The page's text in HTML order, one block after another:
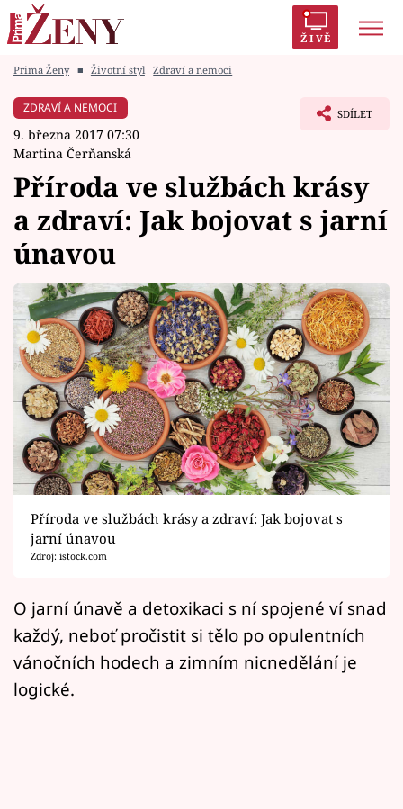
ŽIVĚ
Módní alarm
Zrádci
Témata
Celebrity
Vztahy
Seriály
Horoskopy
Sledujte prima+
Filmový festival Karlovy Vary
Pořady
Přihlášení
Sledujte nás
Prima Ženy ■ Životní styl Zdraví a nemoci
ZDRAVÍ A NEMOCI
9. března 2017 07:30
Martina Čerňanská
SDÍLET
Příroda ve službách krásy
a zdraví: Jak bojovat s jarní
únavou
Příroda ve službách krásy a zdraví: Jak bojovat s
jarní únavou
Zdroj: istock.com
O jarní únavě a detoxikaci s ní spojené ví snad
každý, neboť pročistit si tělo po opulentních
vánočních hodech a zimním nicnedělání je
logické.